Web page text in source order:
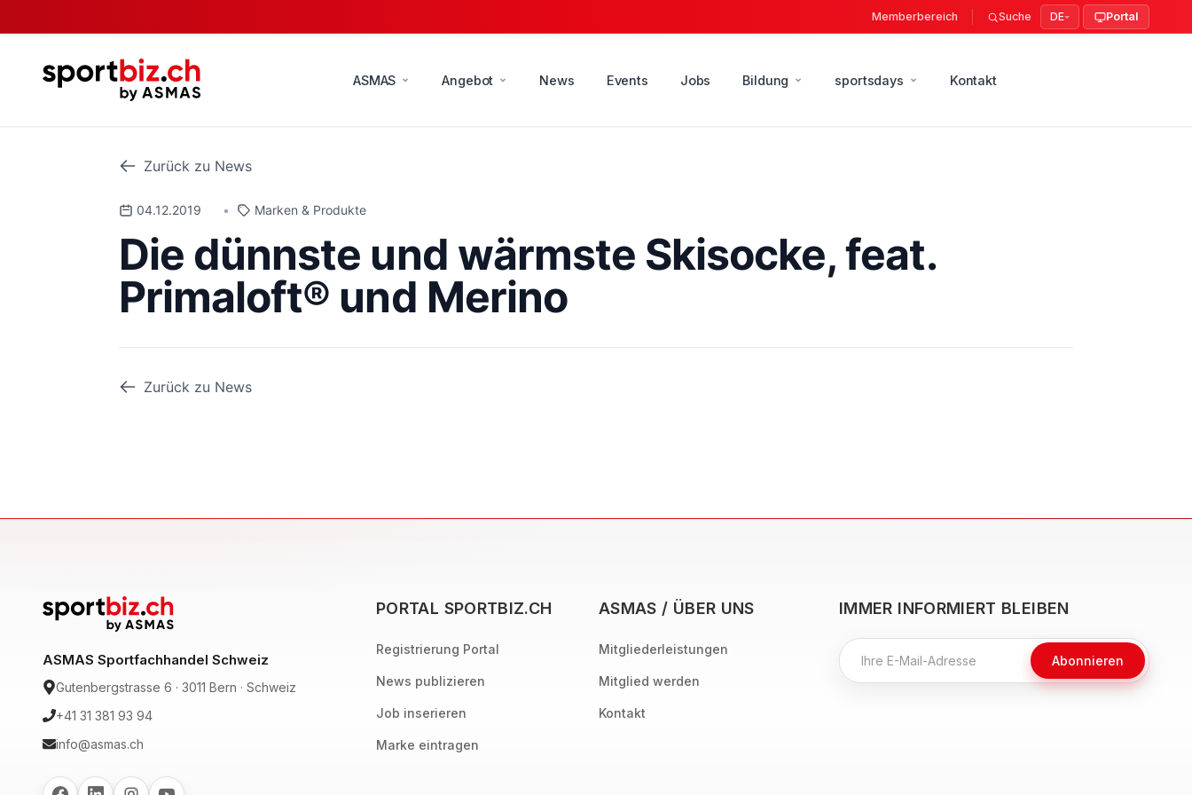
Memberbereich Suche DE Portal
ASMAS Angebot News Events Jobs Bildung sportsdays Kontakt
Zurück zu News
04.12.2019 • Marken & Produkte
Die dünnste und wärmste Skisocke, feat.
Primaloft® und Merino
Zurück zu News
ASMAS Sportfachhandel Schweiz
Gutenbergstrasse 6 · 3011 Bern · Schweiz
+41 31 381 93 94
info@asmas.ch
PORTAL SPORTBIZ.CH
Registrierung Portal
News publizieren
Job inserieren
Marke eintragen
ASMAS / ÜBER UNS
Mitgliederleistungen
Mitglied werden
Kontakt
IMMER INFORMIERT BLEIBEN
Abonnieren